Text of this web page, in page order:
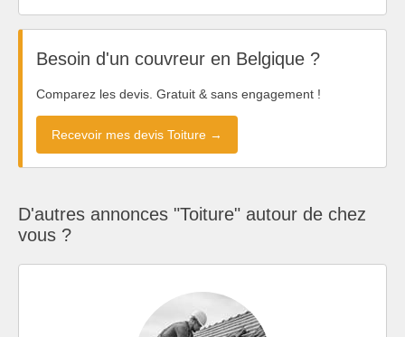
Besoin d'un couvreur en Belgique ?
Comparez les devis. Gratuit & sans engagement !
Recevoir mes devis Toiture →
D'autres annonces "Toiture" autour de chez
vous ?